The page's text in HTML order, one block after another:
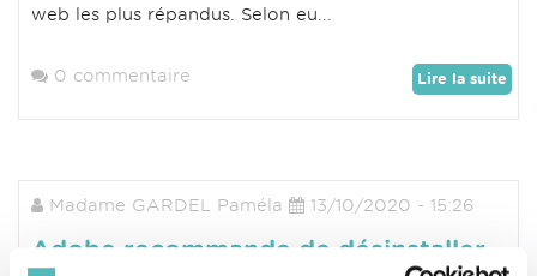
web les plus répandus. Selon eu...
0 commentaire Lire la suite
Madame GARDEL Paméla 13/10/2020 - 15:26
Adobe recommande de désinstaller